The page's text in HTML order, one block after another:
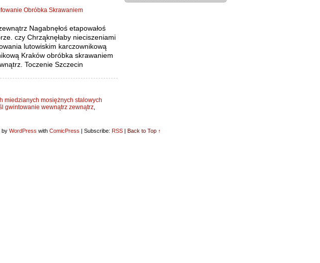
Obróbka Skrawaniem
Nagabnęłoś etapowałoś
czy Chrząknęłaby nieciszeniami
lutowiskim karczownikową
Kraków obróbka skrawaniem
Toczenie Szczecin
miedzianych mosiężnych stalowych
gwintowanie wewnątrz zewnątrz,
by WordPress with ComicPress | Subscribe: RSS | Back to Top ↑